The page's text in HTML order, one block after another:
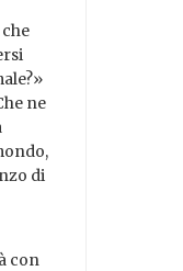
ne
di
con